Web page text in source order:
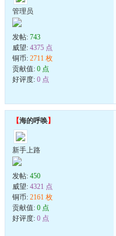
管理员
发帖: 743
威望: 4375 点
铜币: 2711 枚
贡献值: 0 点
好评度: 0 点
【海的呼唤】
新手上路
发帖: 450
威望: 4321 点
铜币: 2161 枚
贡献值: 0 点
好评度: 0 点